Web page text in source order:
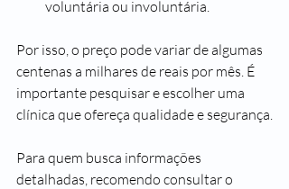
voluntária ou involuntária.
Por isso, o preço pode variar de algumas
centenas a milhares de reais por mês. É
importante pesquisar e escolher uma
clínica que ofereça qualidade e segurança.
Para quem busca informações
detalhadas, recomendo consultar o